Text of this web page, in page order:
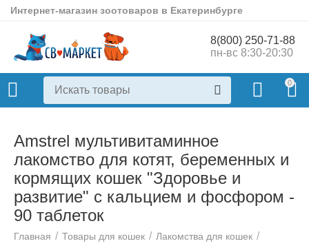
Интернет-магазин зоотоваров в Екатеринбурге
8(800) 250-71-88
пн-вс 8:30-20:30
0
Amstrel мультивитаминное
лакомство для котят, беременных и
кормящих кошек "Здоровье и
развитие" с кальцием и фосфором -
90 таблеток
Главная / Товары для кошек / Лакомства для кошек /